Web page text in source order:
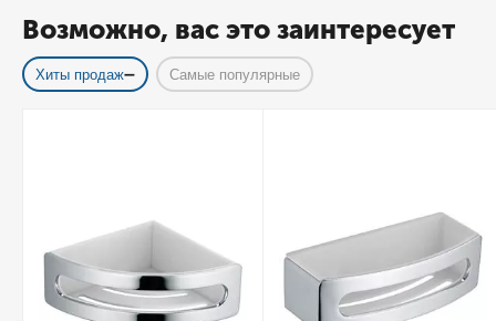
Возможно, вас это заинтересует
Хиты продаж Самые популярные